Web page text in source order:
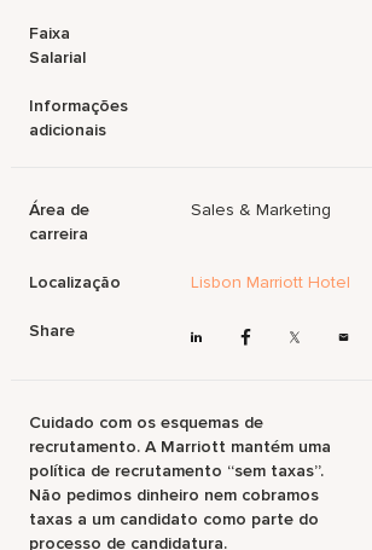
Faixa
Salarial
Informações
adicionais
Área de
carreira
Sales & Marketing
Localização Lisbon Marriott Hotel
Share
Cuidado com os esquemas de
recrutamento. A Marriott mantém uma
política de recrutamento “sem taxas”.
Não pedimos dinheiro nem cobramos
taxas a um candidato como parte do
processo de candidatura.